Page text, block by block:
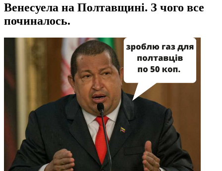
Венесуела на Полтавщині. З чого все
починалось.